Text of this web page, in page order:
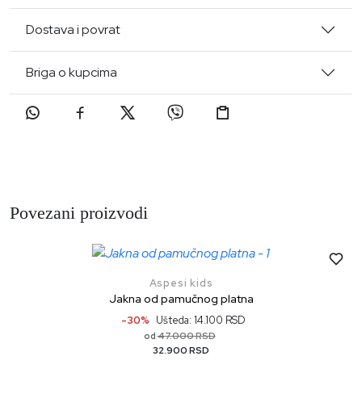
Dostava i povrat
Briga o kupcima
Povezani proizvodi
Aspesi kids
Jakna od pamučnog platna
-30% Ušteda: 14.100 RSD
od47.000 RSD
32.900 RSD